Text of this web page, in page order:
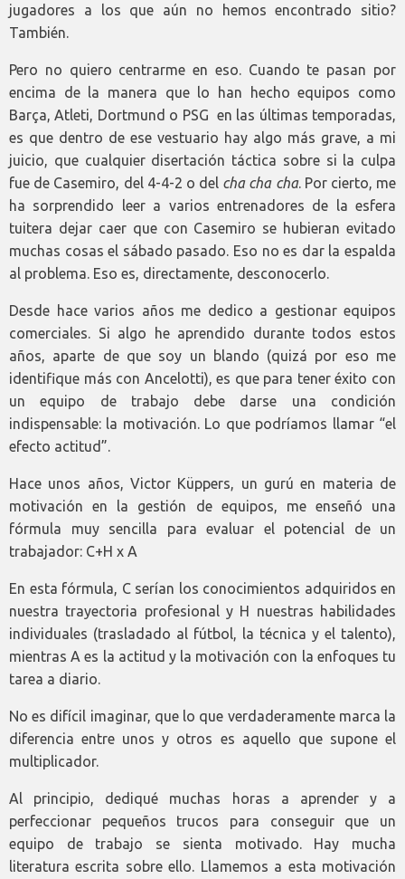
jugadores a los que aún no hemos encontrado sitio?
También.
Pero no quiero centrarme en eso. Cuando te pasan por
encima de la manera que lo han hecho equipos como
Barça, Atleti, Dortmund o PSG en las últimas temporadas,
es que dentro de ese vestuario hay algo más grave, a mi
juicio, que cualquier disertación táctica sobre si la culpa
fue de Casemiro, del 4-4-2 o del cha cha cha. Por cierto, me
ha sorprendido leer a varios entrenadores de la esfera
tuitera dejar caer que con Casemiro se hubieran evitado
muchas cosas el sábado pasado. Eso no es dar la espalda
al problema. Eso es, directamente, desconocerlo.
Desde hace varios años me dedico a gestionar equipos
comerciales. Si algo he aprendido durante todos estos
años, aparte de que soy un blando (quizá por eso me
identifique más con Ancelotti), es que para tener éxito con
un equipo de trabajo debe darse una condición
indispensable: la motivación. Lo que podríamos llamar “el
efecto actitud”.
Hace unos años, Victor Küppers, un gurú en materia de
motivación en la gestión de equipos, me enseñó una
fórmula muy sencilla para evaluar el potencial de un
trabajador: C+H x A
En esta fórmula, C serían los conocimientos adquiridos en
nuestra trayectoria profesional y H nuestras habilidades
individuales (trasladado al fútbol, la técnica y el talento),
mientras A es la actitud y la motivación con la enfoques tu
tarea a diario.
No es difícil imaginar, que lo que verdaderamente marca la
diferencia entre unos y otros es aquello que supone el
multiplicador.
Al principio, dediqué muchas horas a aprender y a
perfeccionar pequeños trucos para conseguir que un
equipo de trabajo se sienta motivado. Hay mucha
literatura escrita sobre ello. Llamemos a esta motivación